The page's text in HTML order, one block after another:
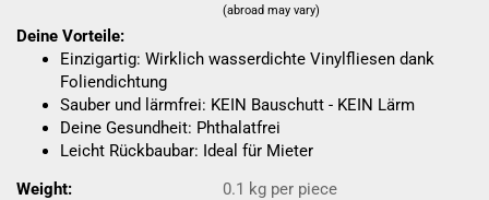
(abroad may vary)
Deine Vorteile:
Einzigartig: Wirklich wasserdichte Vinylfliesen dank
Foliendichtung
Sauber und lärmfrei: KEIN Bauschutt - KEIN Lärm
Deine Gesundheit: Phthalatfrei
Leicht Rückbaubar: Ideal für Mieter
Weight:
0.1 kg per piece